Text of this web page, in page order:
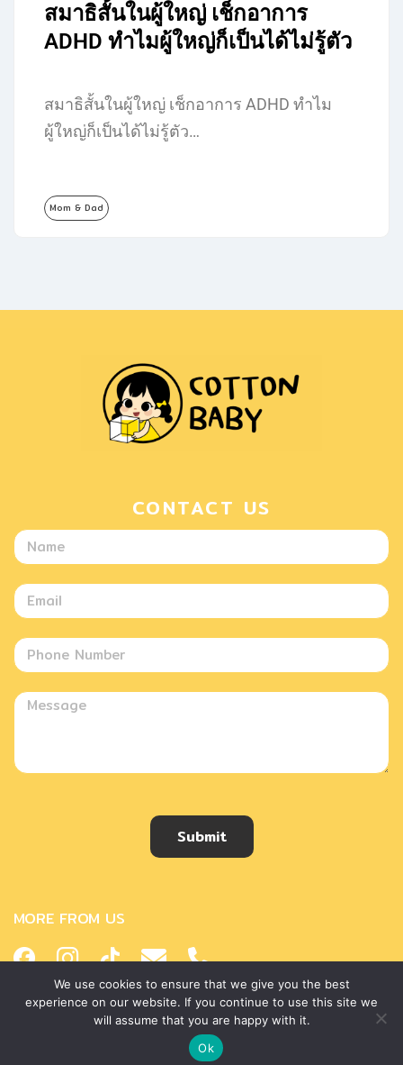
สมาธิสั้นในผู้ใหญ่ เช็กอาการ
ADHD ทำไมผู้ใหญ่ก็เป็นได้ไม่รู้ตัว
สมาธิสั้นในผู้ใหญ่ เช็กอาการ ADHD ทำไม
ผู้ใหญ่ก็เป็นได้ไม่รู้ตัว…
Mom & Dad
CONTACT US
Submit
MORE FROM US
Copyright © 2018 Helena Thailand. All rights reserved.
We use cookies to ensure that we give you the best
experience on our website. If you continue to use this site we
will assume that you are happy with it.
Ok